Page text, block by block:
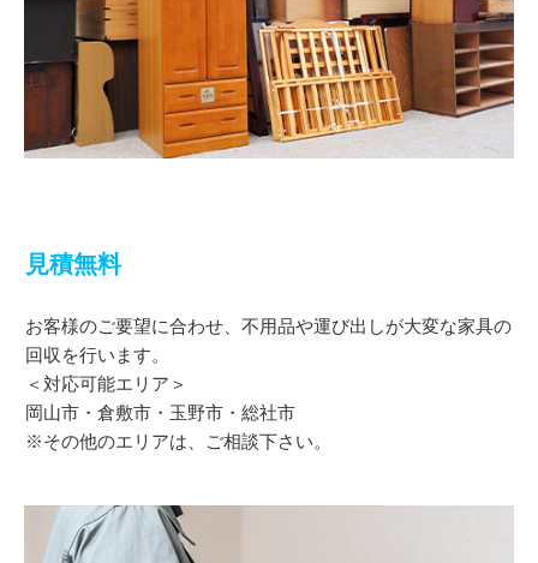
見積無料
お客様のご要望に合わせ、不用品や運び出しが大変な家具の
回収を行います。
＜対応可能エリア＞
岡山市・倉敷市・玉野市・総社市
※その他のエリアは、ご相談下さい。